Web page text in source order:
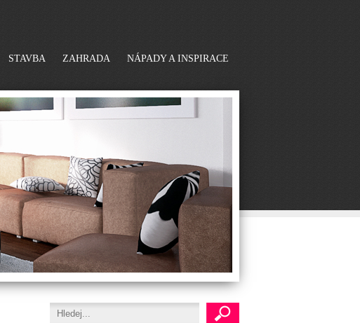
STAVBA ZAHRADA NÁPADY A INSPIRACE